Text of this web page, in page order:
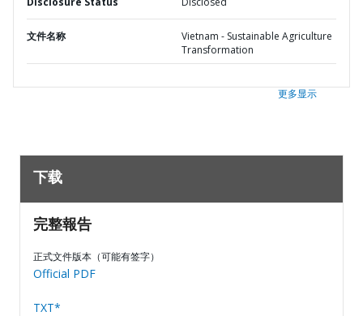
文件名称
Vietnam - Sustainable Agriculture
Transformation
更多显示
下载
完整報告
正式文件版本（可能有签字）
Official PDF
TXT*